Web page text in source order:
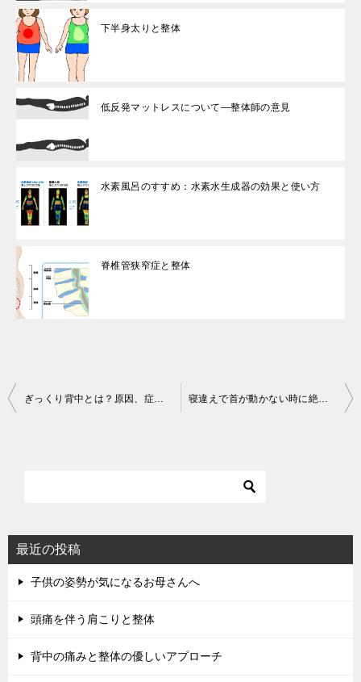
下半身太りと整体
低反発マットレスについて—整体師の意見
水素風呂のすすめ：水素水生成器の効果と使い方
脊椎管狭窄症と整体
投
シ
ョ
ぎっくり背中とは？原因、症状、そして予防法 寝違えで首が動かない時に絶対にやってはいけない7つのこととは
最近の投稿
子供の姿勢が気になるお母さんへ
頭痛を伴う肩こりと整体
背中の痛みと整体の優しいアプローチ